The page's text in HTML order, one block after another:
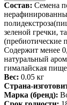
Состав: Семена
зеленой гречки,
(пребиотические
Содержит менее
натуральный
гималайская
Вес: 0.05 кг
Страна-
Марка (бренд):